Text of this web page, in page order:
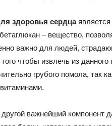
здоровья сердцаявляется
– вещество,
важно для людей,
чтобы извлечь из
грубого помола, так
другой важнейший компонент